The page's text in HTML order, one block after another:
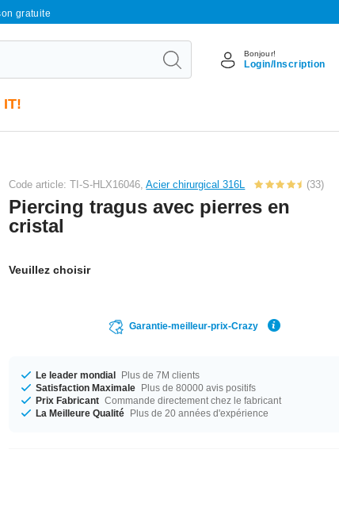
gratuite
Bonjour!
Login/Inscription
IT!
Code article: TI-S-HLX16046,Acier chirurgical 316L (33)
Piercing tragus avec pierres en
cristal
Veuillez choisir
Garantie-meilleur-prix-Crazy
Le leader mondial Plus de 7M clients
Satisfaction Maximale Plus de 80000 avis positifs
Prix Fabricant Commande directement chez le fabricant
La Meilleure Qualité Plus de 20 années d'expérience